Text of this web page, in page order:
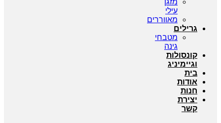
עילי
מאווררים
גרילים
מטבחי
גינה
קונסולות
וגיימיניג
בית
אודות
חנות
יצירת
קשר